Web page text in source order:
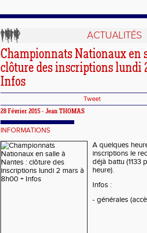
ACTUALITÉS
Championnats Nationaux en
clôture des inscriptions lundi
Infos
Tweet
28 Février 2015 - Jean THOMAS
INFORMATIONS
A quelques
inscriptions le
déjà battu (1133
heure).
Infos :
- générales